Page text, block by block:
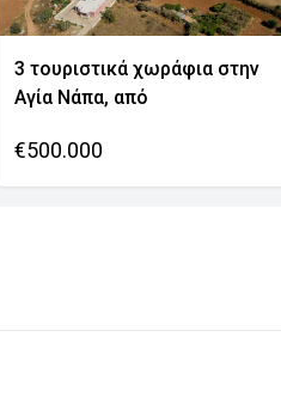
3 τουριστικά χωράφια στην
Αγία Νάπα, από
€500.000